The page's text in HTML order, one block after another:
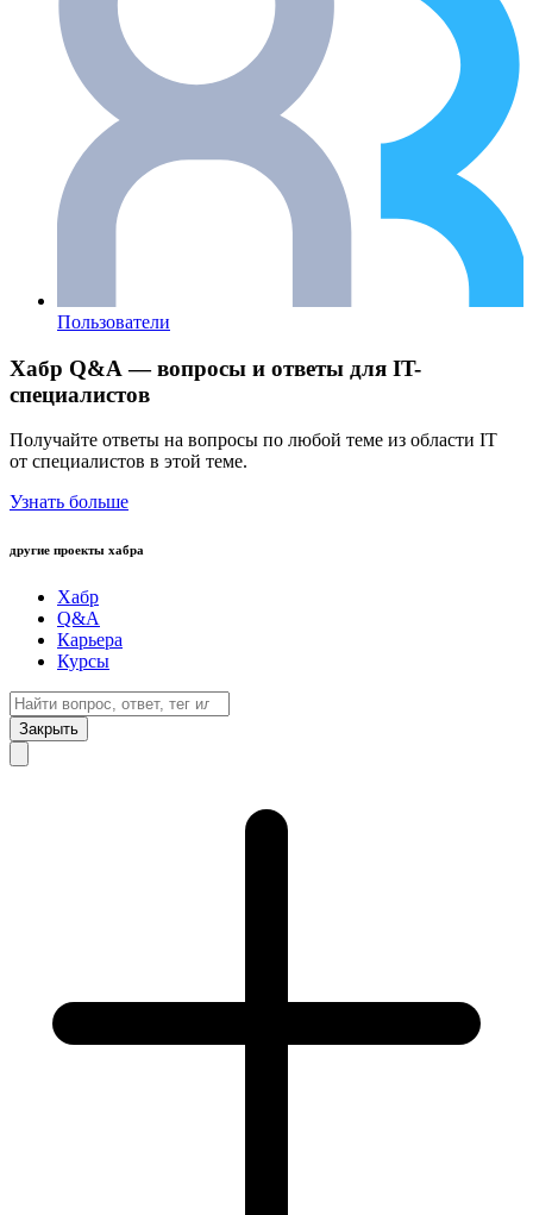
Пользователи
Хабр Q&A — вопросы и ответы для IT-
специалистов
Получайте ответы на вопросы по любой теме из области IT
от специалистов в этой теме.
Узнать больше
другие проекты хабра
Хабр
Q&A
Карьера
Курсы
Закрыть